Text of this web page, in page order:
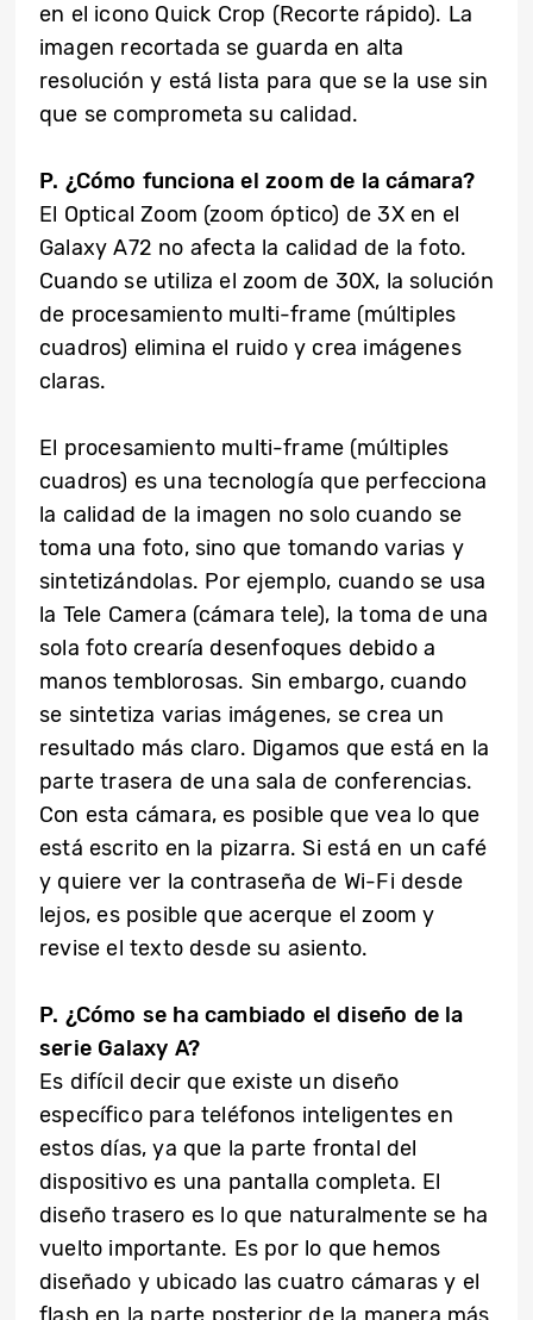
en el icono Quick Crop (Recorte rápido). La
imagen recortada se guarda en alta
resolución y está lista para que se la use sin
que se comprometa su calidad.
P. ¿Cómo funciona el zoom de la cámara?
El Optical Zoom (zoom óptico) de 3X en el
Galaxy A72 no afecta la calidad de la foto.
Cuando se utiliza el zoom de 30X, la solución
de procesamiento multi-frame (múltiples
cuadros) elimina el ruido y crea imágenes
claras.
El procesamiento multi-frame (múltiples
cuadros) es una tecnología que perfecciona
la calidad de la imagen no solo cuando se
toma una foto, sino que tomando varias y
sintetizándolas. Por ejemplo, cuando se usa
la Tele Camera (cámara tele), la toma de una
sola foto crearía desenfoques debido a
manos temblorosas. Sin embargo, cuando
se sintetiza varias imágenes, se crea un
resultado más claro. Digamos que está en la
parte trasera de una sala de conferencias.
Con esta cámara, es posible que vea lo que
está escrito en la pizarra. Si está en un café
y quiere ver la contraseña de Wi-Fi desde
lejos, es posible que acerque el zoom y
revise el texto desde su asiento.
P. ¿Cómo se ha cambiado el diseño de la
serie Galaxy A?
Es difícil decir que existe un diseño
específico para teléfonos inteligentes en
estos días, ya que la parte frontal del
dispositivo es una pantalla completa. El
diseño trasero es lo que naturalmente se ha
vuelto importante. Es por lo que hemos
diseñado y ubicado las cuatro cámaras y el